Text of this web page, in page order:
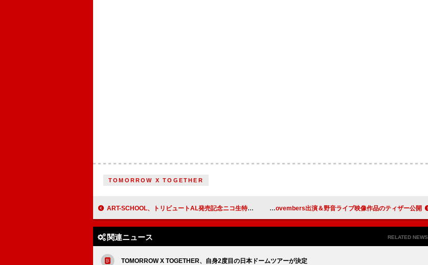
TOMORROW X TOGETHER
ART-SCHOOL、トリビュートAL発売記念ニコ生特番が決定 アユニ・Dら参加アーティストも登場 Cody・Lee(李)、ニシマケイBDイベントにThe Novembers出演＆野音ライブ映像作品のティザー公開
関連ニュース RELATED NEWS
TOMORROW X TOGETHER、自身2度目の日本ドームツアーが決定